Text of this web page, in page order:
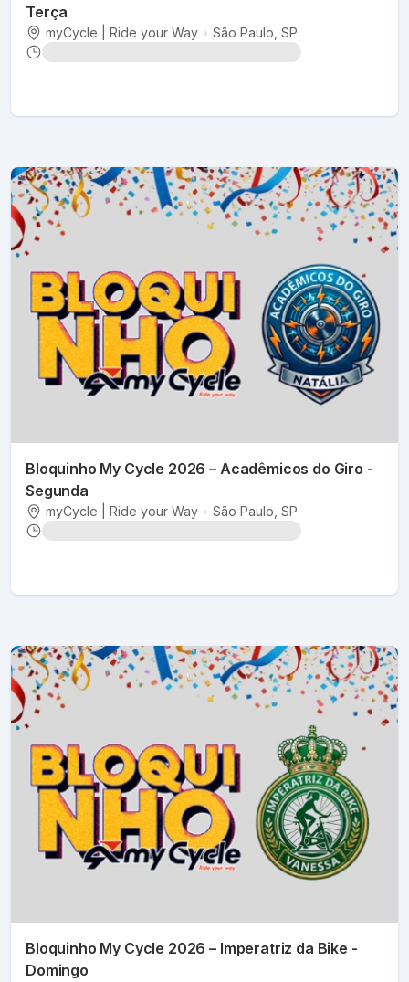
Terça
myCycle | Ride your Way • São Paulo , SP
Bloquinho My Cycle 2026 – Acadêmicos do Giro -
Segunda
myCycle | Ride your Way • São Paulo, SP
Bloquinho My Cycle 2026 – Imperatriz da Bike -
Domingo